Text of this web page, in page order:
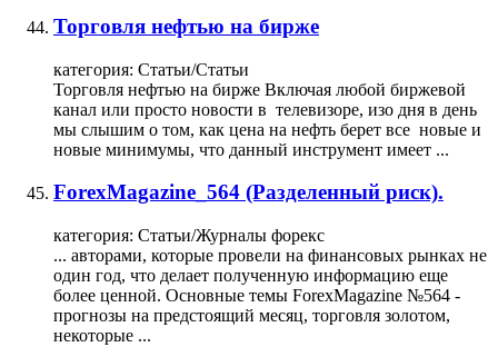
Торговля нефтью на бирже
категория: Статьи/Статьи
Торговля нефтью на бирже Включая любой биржевой
канал или просто новости в телевизоре, изо дня в день
мы слышим о том, как цена на нефть берет все новые и
новые минимумы, что данный инструмент имеет ...
ForexMagazine_564 (Разделенный риск).
категория: Статьи/Журналы форекс
... авторами, которые провели на финансовых рынках не
один год, что делает полученную информацию еще
более ценной. Основные темы ForexMagazine №564 -
прогнозы на предстоящий месяц, торговля золотом,
некоторые ...